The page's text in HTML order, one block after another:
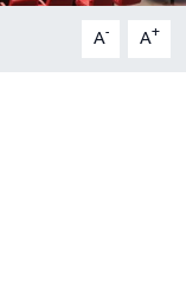
A- A+